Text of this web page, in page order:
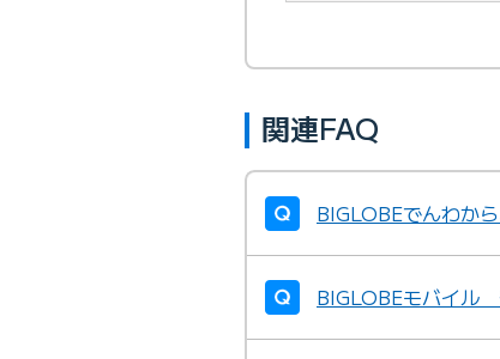
関連FAQ
BIGLOBEでんわか
BIGLOBEモバイル